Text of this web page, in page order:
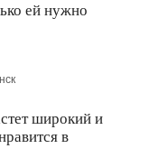
ей нужно
широкий и
в